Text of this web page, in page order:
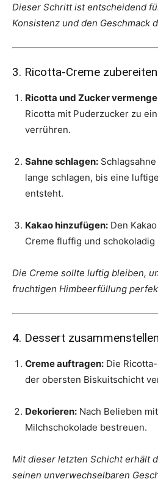
Dieser Schritt ist entscheidend
Konsistenz und den Geschmack
3. Ricotta-Creme zubereiten
Ricotta und Zucker
Ricotta mit Puderzucker zu
verrühren.
Sahne schlagen:
lange schlagen, bis eine
entsteht.
Kakao hinzufügen: Den
Creme fluffig und schokoladig
Die Creme sollte luftig bleiben,
fruchtigen Himbeerfüllung
4. Dessert zusammenstellen
Creme auftragen: Die
der obersten Biskuitschicht
Dekorieren: Nach Belieben
Milchschokolade bestreuen.
Mit dieser letzten Schicht erhält
seinen unverwechselbaren